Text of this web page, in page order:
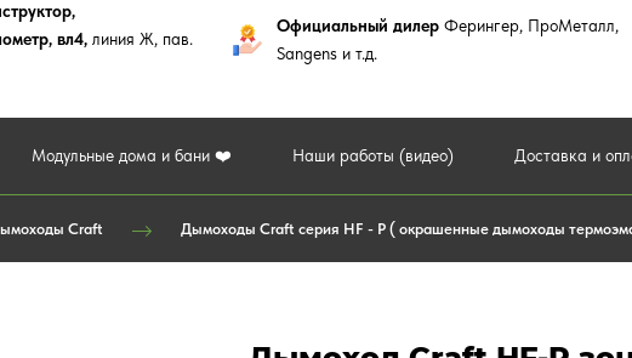
,
вл4, линия Ж, пав.
Официальный дилер Ферингер, ПроМеталл,
Sangens и т.д.
Модульные дома и бани ❤️ Наши работы (видео) Доставка и
Craft Дымоходы Craft серия HF - P ( окрашенные дымоходы